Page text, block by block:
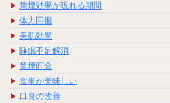
禁煙効果が現れる期間
体力回復
美肌効果
睡眠不足解消
禁煙貯金
食事が美味しい
口臭の改善